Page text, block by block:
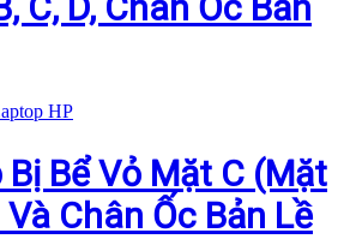
Bể Vỏ Mặt C (Mặt
Chân Ốc Bản Lề